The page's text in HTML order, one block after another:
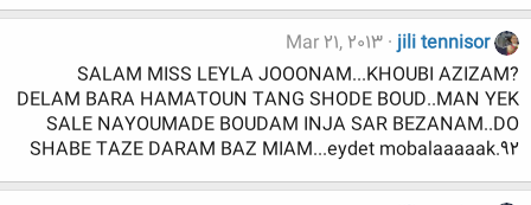
jili tennisor
Mar 21, 2013
SALAM MISS LEYLA JOOONAM...KHOUBI AZIZAM?
DELAM BARA HAMATOUN TANG SHODE BOUD..MAN YEK
SALE NAYOUMADE BOUDAM INJA SAR BEZANAM..DO
SHABE TAZE DARAM BAZ MIAM...eydet mobalaaaaak.92